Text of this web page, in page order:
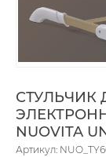
СТУЛЬЧИК
NUOVITA
Артикул: